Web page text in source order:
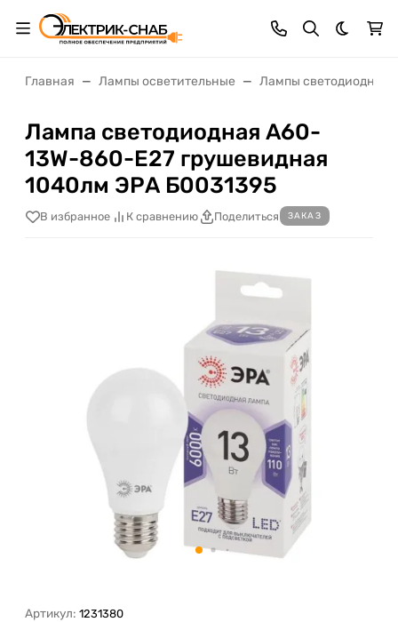
Темная
Главная Лампы осветительные Лампы светодиодные
Лампа светодиодная A60-
13W-860-E27 грушевидная
1040лм ЭРА Б0031395
В избранное К сравнению Поделиться ЗАКАЗ
Артикул: 1231380